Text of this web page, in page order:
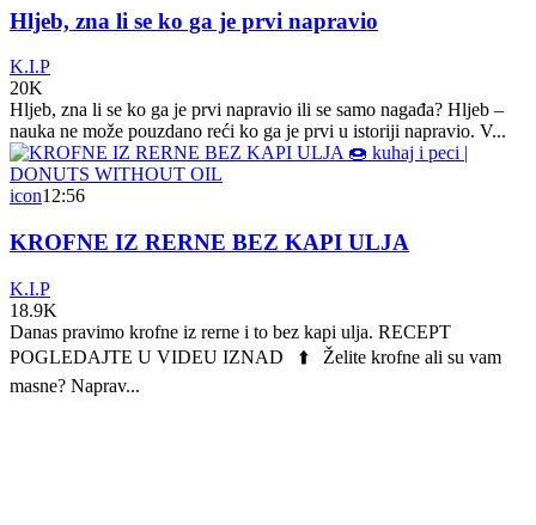
Hljeb, zna li se ko ga je prvi napravio
K.I.P
20K
Hljeb, zna li se ko ga je prvi napravio ili se samo nagađa? Hljeb –
nauka ne može pouzdano reći ko ga je prvi u istoriji napravio. V...
icon12:56
KROFNE IZ RERNE BEZ KAPI ULJA
K.I.P
18.9K
Danas pravimo krofne iz rerne i to bez kapi ulja. RECEPT
POGLEDAJTE U VIDEU IZNAD ⬆️ Želite krofne ali su vam
masne? Naprav...